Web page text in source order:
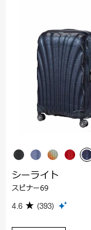
シーライト
スピナー69
4.6 (393)